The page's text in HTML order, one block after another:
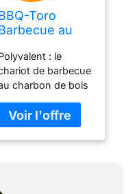
Toro
au
avec
-
: 80 x
42 cm -
Chariot de
au
de
: le
de barbecue
charbon de bois
adapté pour les
de